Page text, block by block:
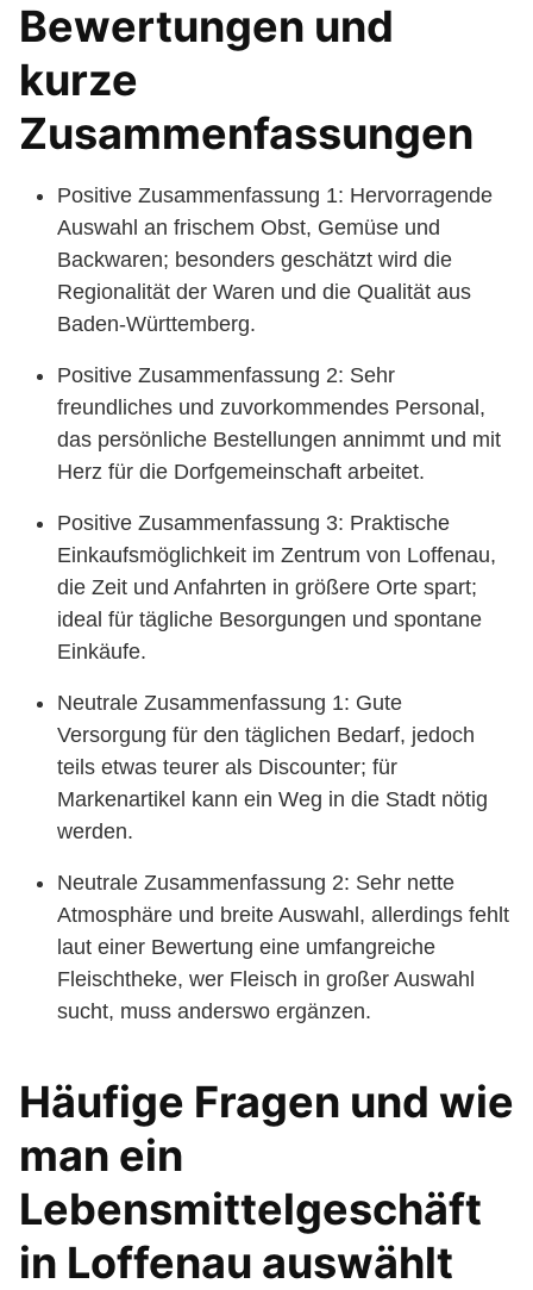
Bewertungen und
kurze
Zusammenfassungen
Positive Zusammenfassung 1: Hervorragende
Auswahl an frischem Obst, Gemüse und
Backwaren; besonders geschätzt wird die
Regionalität der Waren und die Qualität aus
Baden-Württemberg.
Positive Zusammenfassung 2: Sehr
freundliches und zuvorkommendes Personal,
das persönliche Bestellungen annimmt und mit
Herz für die Dorfgemeinschaft arbeitet.
Positive Zusammenfassung 3: Praktische
Einkaufsmöglichkeit im Zentrum von Loffenau,
die Zeit und Anfahrten in größere Orte spart;
ideal für tägliche Besorgungen und spontane
Einkäufe.
Neutrale Zusammenfassung 1: Gute
Versorgung für den täglichen Bedarf, jedoch
teils etwas teurer als Discounter; für
Markenartikel kann ein Weg in die Stadt nötig
werden.
Neutrale Zusammenfassung 2: Sehr nette
Atmosphäre und breite Auswahl, allerdings fehlt
laut einer Bewertung eine umfangreiche
Fleischtheke, wer Fleisch in großer Auswahl
sucht, muss anderswo ergänzen.
Häufige Fragen und wie
man ein
Lebensmittelgeschäft
in Loffenau auswählt